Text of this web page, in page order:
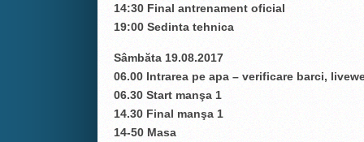
14:30 Final antrenament oficial
19:00 Sedinta tehnica
Sâmbăta 19.08.2017
06.00 Intrarea pe apa – verificare barci,
06.30 Start manşa 1
14.30 Final manşa 1
14-50 Masa